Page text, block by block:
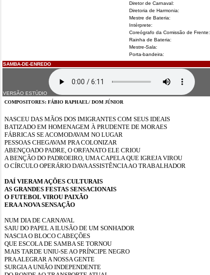
Diretor de Carnaval:
Diretoria de Harmonia:
Mestre de Bateria:
Intérprete:
Coreógrafo da Comissão de Frente:
Rainha de Bateria:
Mestre-Sala:
Porta-bandeira:
SAMBA-DE-ENREDO
VERSÃO ESTÚDIO
COMPOSITORES: FÁBIO RAPHAEL/ DOM JÚNIOR
NASCEU DAS MÃOS DOS IMIGRANTES COM SEUS IDEAIS
BATIZADO EM HOMENAGEM À PRUDENTE DE MORAES
FÁBRICAS SE ACOMODAVAM NO LUGAR
PESSOAS CHEGAVAM PRA COLONIZAR
ABENÇOADO PADRE, O ORFANATO ELE CRIOU
A BENÇÃO DO PADROEIRO, UMA CAPELA QUE IGREJA VIROU
O CÍRCULO OPERÁRIO DAVA ASSISTÊNCIA AO TRABALHADOR
DAÍ VIERAM AÇÕES CULTURAIS
AS GRANDES FESTAS SENSACIONAIS
O FUTEBOL VIROU PAIXÃO
ERA A NOVA SENSAÇÃO
NUM DIA DE CARNAVAL
SAIU DO PAPEL A ILUSÃO DE UM SONHADOR
NASCIA O BLOCO CABEÇÕES
QUE ESCOLA DE SAMBA SE TORNOU
MAIS TARDE UNIU-SE AO PRÍNCIPE NEGRO
PRA ALEGRAR A NOSSA GENTE
SURGIA A UNIÃO INDEPENDENTE